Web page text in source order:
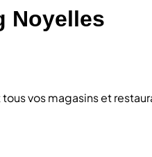
Noyelles
vos magasins et